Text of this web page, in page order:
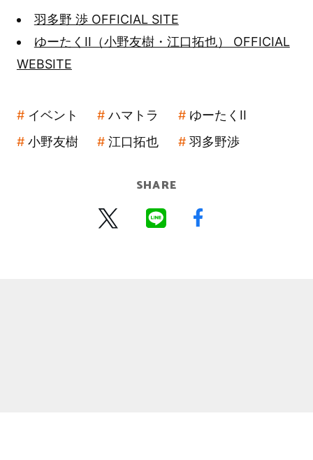
羽多野 渉 OFFICIAL SITE
ゆーたくII（小野友樹・江口拓也） OFFICIAL
WEBSITE
イベント ハマトラ
ゆーたくII
小野友樹
江口拓也 羽多野渉
SHARE